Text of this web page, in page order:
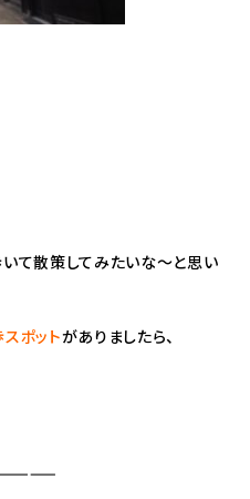
て散策してみたいな～と思い
ポットがありましたら、